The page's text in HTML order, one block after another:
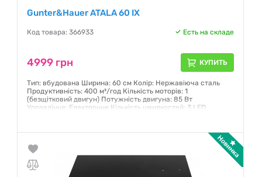
Gunter&Hauer ATALA 60 IX
Код товара: 366933 Есть на складе
4999 грн КУПИТЬ
Тип: вбудована Ширина: 60 см Колір: Нержавіюча сталь
Продуктивність: 400 м³/год Кількість моторів: 1
(безщітковий двигун) Потужність двигуна: 85 Вт
Управління: Електронне Кількість швидкостей: 3 LED
Гарантия:12 месяцев